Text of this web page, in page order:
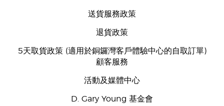
送貨服務政策
退貨政策
5天取貨政策 (適用於銅鑼灣客戶體驗中心的自取訂單)
顧客服務
活動及媒體中心
D. Gary Young 基金會